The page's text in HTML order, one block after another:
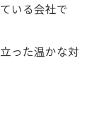
いる会社で
った温かな対